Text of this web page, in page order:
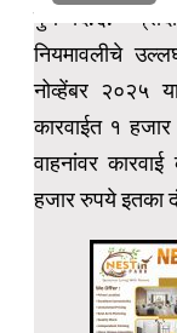
पुणे दि.६:-
नियमावलीचे
नोव्हेंबर २०२५
कारवाईत १
वाहनांवर
हजार रुपये